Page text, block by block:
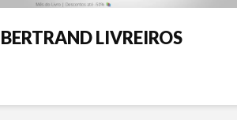
BERTRAND LIVREIROS